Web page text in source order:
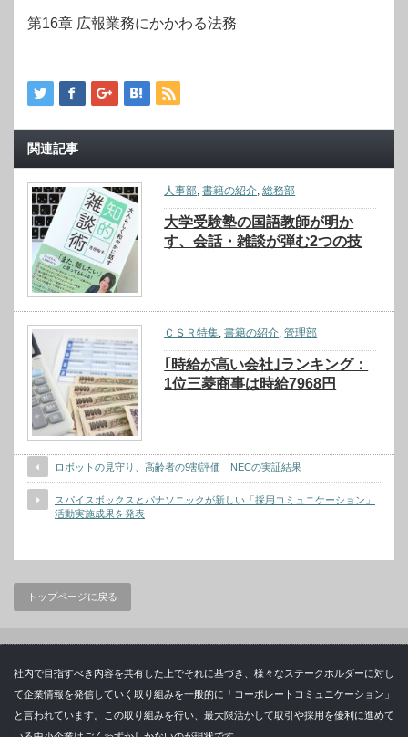
第16章 広報業務にかかわる法務
関連記事
人事部,書籍の紹介,総務部
大学受験塾の国語教師が明か
す、会話・雑談が弾む2つの技
ＣＳＲ特集,書籍の紹介,管理部
｢時給が高い会社｣ランキング：
1位三菱商事は時給7968円
ロボットの見守り、高齢者の9割評価 NECの実証結果
スパイスボックスとパナソニックが新しい「採用コミュニケーション」
活動実施成果を発表
トップページに戻る
社内で目指すべき内容を共有した上でそれに基づき、様々なステークホルダーに対し
て企業情報を発信していく取り組みを一般的に「コーポレートコミュニケーション」
と言われています。この取り組みを行い、最大限活かして取引や採用を優利に進めて